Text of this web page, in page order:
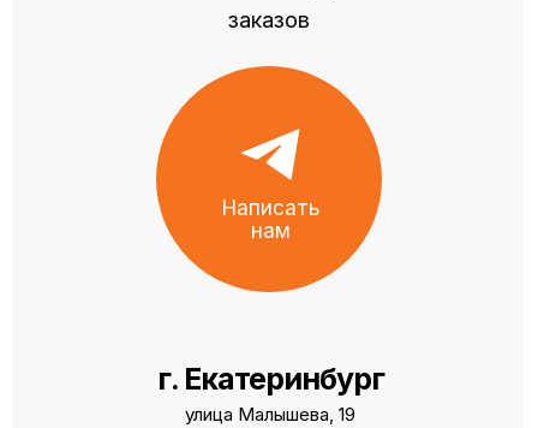
улица Малышева, 19
г. Екатеринбург
заказов
Написать
нам